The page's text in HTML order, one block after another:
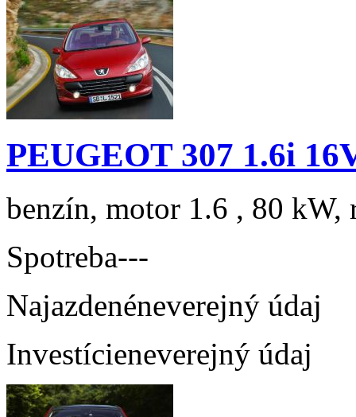
PEUGEOT 307 1.6i
benzín, motor 1.6 , 80 kW,
Spotreba---
Najazdenéneverejný údaj
Investícieneverejný údaj